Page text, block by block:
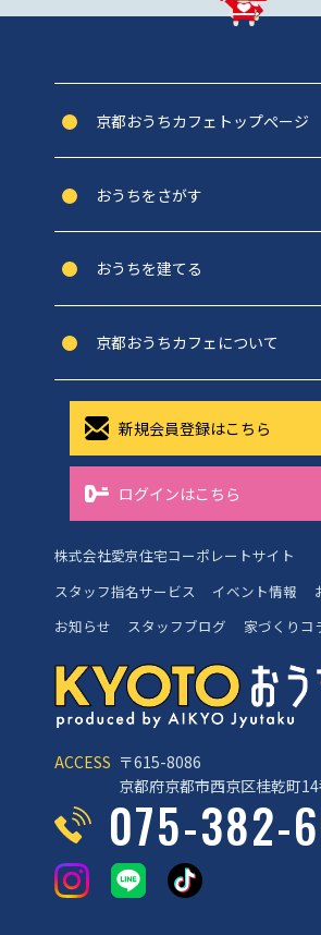
ACCESS 〒615-8086
京都府京都市西京区桂乾町
075-382-
京都おうちカフェトップぺージ
おうちをさがす
おうちを建てる
京都おうちカフェについて
新規会員登録はこちら
ログインはこちら
株式会社愛京住宅コーポレートサイト
スタッフ指名サービス
イベント情報
お知らせ
スタッフブログ 家づくりコ